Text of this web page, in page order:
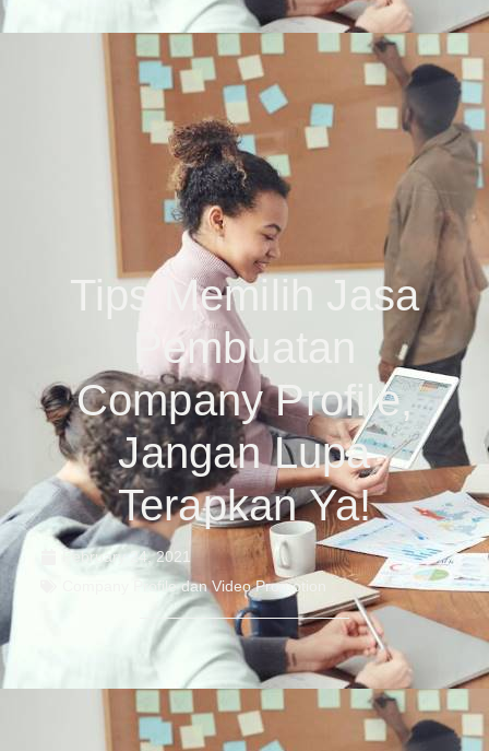
Tips Memilih Jasa
Pembuatan
Company Profile,
Jangan Lupa
Terapkan Ya!
February 24, 2021
Company Profile dan Video Promotion